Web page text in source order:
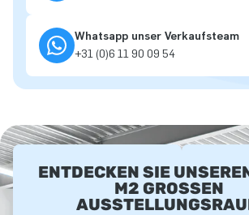
Whatsapp unser Verkaufsteam
+31 (0)6 11 90 09 54
ENTDECKEN SIE
M2 GROSSEN A
USSTELLUNGSRAUM